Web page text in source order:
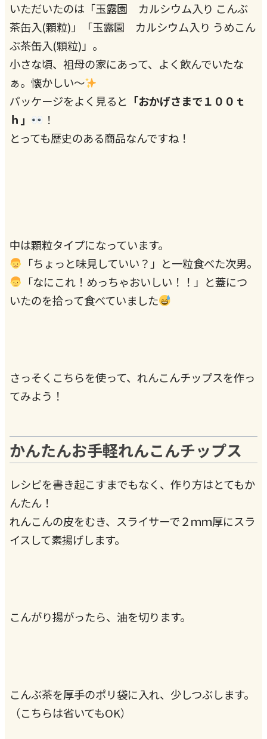
いただいたのは「玉露園 カルシウム入り こんぶ
茶缶入(顆粒)」「玉露園 カルシウム入り うめこん
ぶ茶缶入(顆粒)」。
小さな頃、祖母の家にあって、よく飲んでいたな
ぁ。懐かしい～
パッケージをよく見ると 「おかげさまで１００ｔ
ｈ」
！
とっても歴史のある商品なんですね！
中は顆粒タイプになっています。
「ちょっと味見していい？」と一粒食べた次男。
「なにこれ！めっちゃおいしい！！」と蓋につ
いたのを拾って食べていました
さっそくこちらを使って、れんこんチップスを作っ
てみよう！
かんたんお手軽れんこんチップス
レシピを書き起こすまでもなく、作り方はとてもか
んたん！
れんこんの皮をむき、スライサーで２ｍｍ厚にスラ
イスして素揚げします。
こんがり揚がったら、油を切ります。
こんぶ茶を厚手のポリ袋に入れ、少しつぶします。
（こちらは省いてもOK）